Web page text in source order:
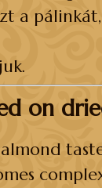
a
on